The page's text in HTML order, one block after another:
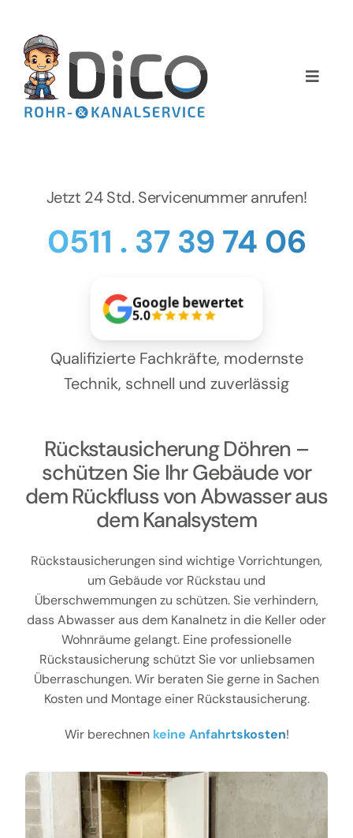
springen
Toggle
Home
NEWS
Kontakt
Jetzt 24 Std. Servicenummer anrufen!
0511 . 37 39 74 06
Google bewertet
5.0
Qualifizierte Fachkräfte, modernste
Technik, schnell und zuverlässig
Rückstausicherung Döhren –
schützen Sie Ihr Gebäude vor
dem Rückfluss von Abwasser aus
dem Kanalsystem
Rückstausicherungen sind wichtige Vorrichtungen,
um Gebäude vor Rückstau und
Überschwemmungen zu schützen. Sie verhindern,
dass Abwasser aus dem Kanalnetz in die Keller oder
Wohnräume gelangt. Eine professionelle
Rückstausicherung schützt Sie vor unliebsamen
Überraschungen. Wir beraten Sie gerne in Sachen
Kosten und Montage einer Rückstausicherung.
Wir berechnen keine Anfahrtskosten!